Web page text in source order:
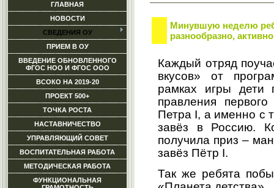
ГЛАВНАЯ
НОВОСТИ
СВЕДЕНИЯ ОУ
ПРИЕМ В ОУ
ВВЕДЕНИЕ ОБНОВЛЕННОГО
ФГОС НОО И ФГОС ООО
ВСОКО НА 2019-20
ПРОЕКТ 500+
ТОЧКА РОСТА
НАСТАВНИЧЕСТВО
УПРАВЛЯЮЩИЙ СОВЕТ
ВОСПИТАТЕЛЬНАЯ РАБОТА
МЕТОДИЧЕСКАЯ РАБОТА
ФУНКЦИОНАЛЬНАЯ
Минувшую неделю
разнообразно,
Каждый отряд
вкусов» от
рамках игры дети
правления
Петра I, а именно с
завёз в Россию.
получила приз –
завёз Пётр I.
Так же ребята